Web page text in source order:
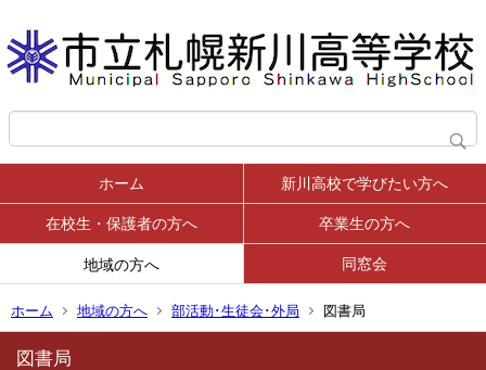
ホーム 新川高校で学びたい方へ
在校生・保護者の方へ 卒業生の方へ
地域の方へ 同窓会
ホーム 地域の方へ 部活動･生徒会･外局 図書局
図書局